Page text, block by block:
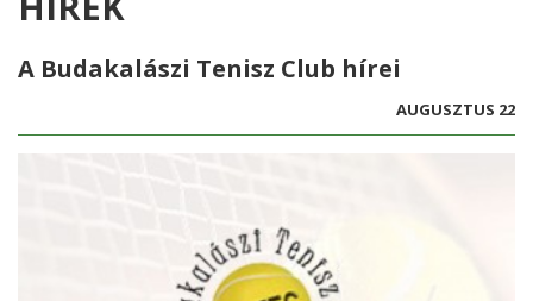
A Budakalászi Tenisz Club hírei
AUGUSZTUS 22